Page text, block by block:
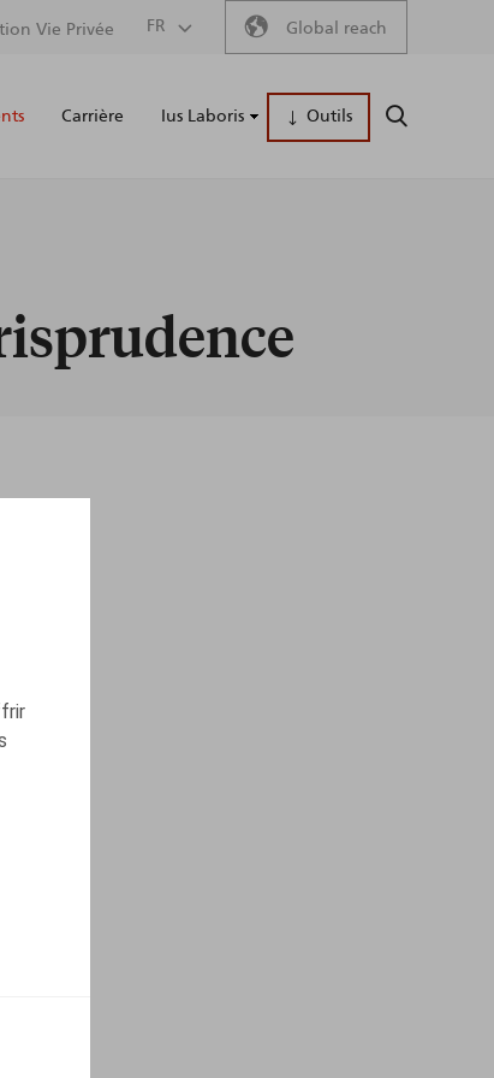
Secondary
menu
Vie Privée FR Global reach
Main
Carrière Ius Laboris Outils